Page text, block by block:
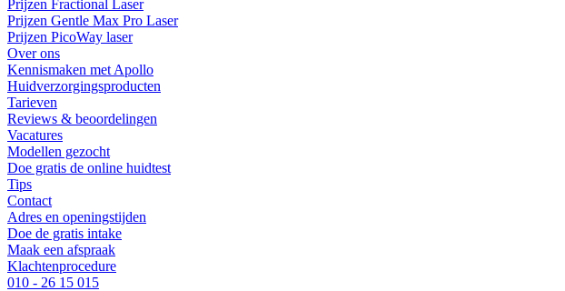
Prijzen Fractional Laser
Prijzen Gentle Max Pro Laser
Prijzen PicoWay laser
Over ons
Kennismaken met Apollo
Huidverzorgingsproducten
Tarieven
Reviews & beoordelingen
Vacatures
Modellen gezocht
Doe gratis de online huidtest
Tips
Contact
Adres en openingstijden
Doe de gratis intake
Maak een afspraak
Klachtenprocedure
010 - 26 15 015